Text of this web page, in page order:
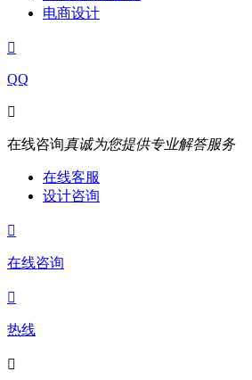
电商设计

QQ

在线咨询真诚为您提供专业解答服务
在线客服
设计咨询

在线咨询

热线
